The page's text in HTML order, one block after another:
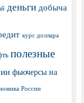
деньги добыча
курс доллара
полезные
фьючерсы на
России